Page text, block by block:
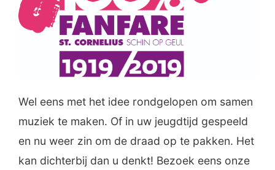
Wel eens met het idee rondgelopen om samen
muziek te maken. Of in uw jeugdtijd gespeeld
en nu weer zin om de draad op te pakken. Het
kan dichterbij dan u denkt! Bezoek eens onze